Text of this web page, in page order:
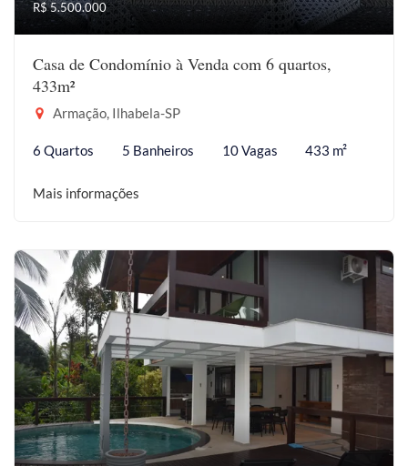
R$ 5.500.000
Casa de Condomínio à Venda com 6 quartos,
433m²
Armação, Ilhabela-SP
6 Quartos 5 Banheiros 10 Vagas 433 m²
Mais informações